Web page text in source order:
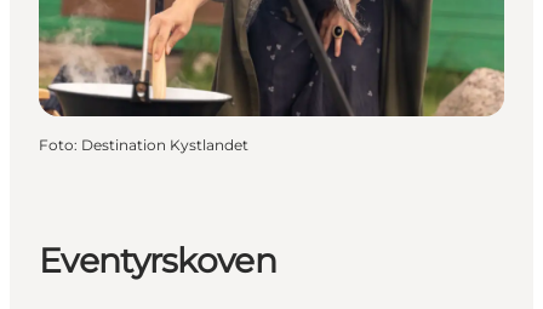
Foto: Destination Kystlandet
Eventyrskoven